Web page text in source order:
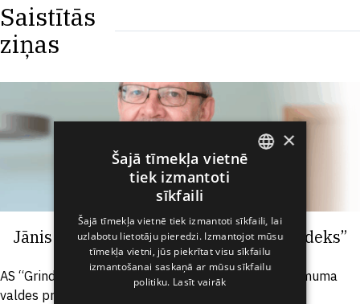
Saistītās
ziņas
Jānis Romanovskis kļuvis par AS “Grindeks”
valdes priekšsēdētāju
AS “Grindeks” valdē notikušas izmaiņas – par uzņēmuma
valdes priekšsēdētāju iecelts Jānis Romanovskis.
RUSSIAN
SPANISH
×
Šajā tīmekļa vietnē
tiek izmantoti
sīkfaili
Šajā tīmekļa vietnē tiek izmantoti sīkfaili, lai
uzlabotu lietotāju pieredzi. Izmantojot mūsu
tīmekļa vietni, jūs piekrītat visu sīkfailu
izmantošanai saskaņā ar mūsu sīkfailu
politiku. Lasīt vairāk